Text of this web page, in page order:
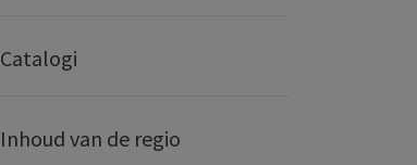
Catalogi
Inhoud van de regio